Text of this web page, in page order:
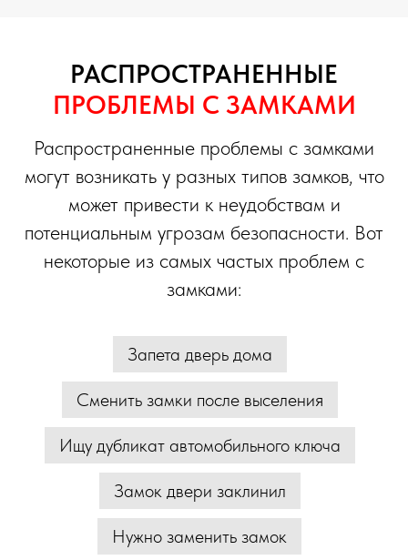
РАСПРОСТРАНЕННЫЕ
ПРОБЛЕМЫ С ЗАМКАМИ
Распространенные проблемы с замками
могут возникать у разных типов замков, что
может привести к неудобствам и
потенциальным угрозам безопасности. Вот
некоторые из самых частых проблем с
замками:
Запета дверь дома
Сменить замки после выселения
Ищу дубликат автомобильного ключа
Замок двери заклинил
Нужно заменить замок